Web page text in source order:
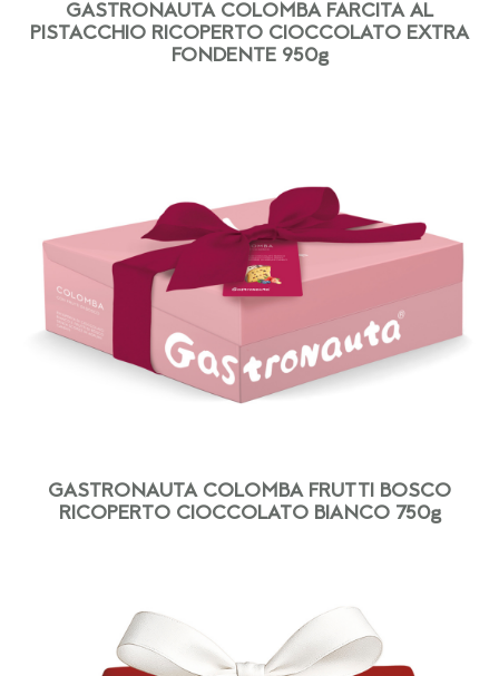
GASTRONAUTA COLOMBA FARCITA AL
PISTACCHIO RICOPERTO CIOCCOLATO EXTRA
FONDENTE 950g
GASTRONAUTA COLOMBA FRUTTI BOSCO
RICOPERTO CIOCCOLATO BIANCO 750g